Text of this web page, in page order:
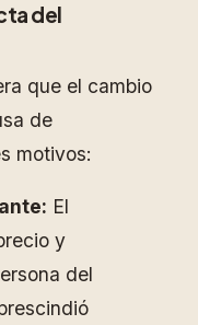
del
que el cambio
de
motivos:
El
y
del